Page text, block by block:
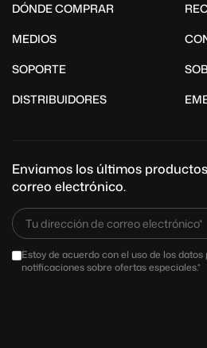
DÓNDE COMPRAR
MEDIOS
SOPORTE
DISTRIBUIDORES
Enviamos los últimos
correo electrónico.
Estoy de acuerdo con el uso de los
notificaciones sobre ofertas especiales.*